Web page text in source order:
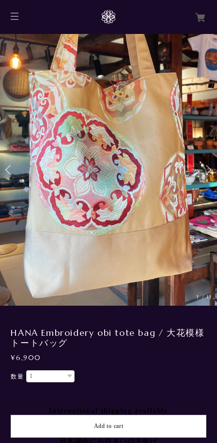
3/13
HANA Embroidery obi tote bag / 大花模様
トートバッグ
¥6,900
数量
International shipping available
Add to cart
日本国内にお住まいの方向け